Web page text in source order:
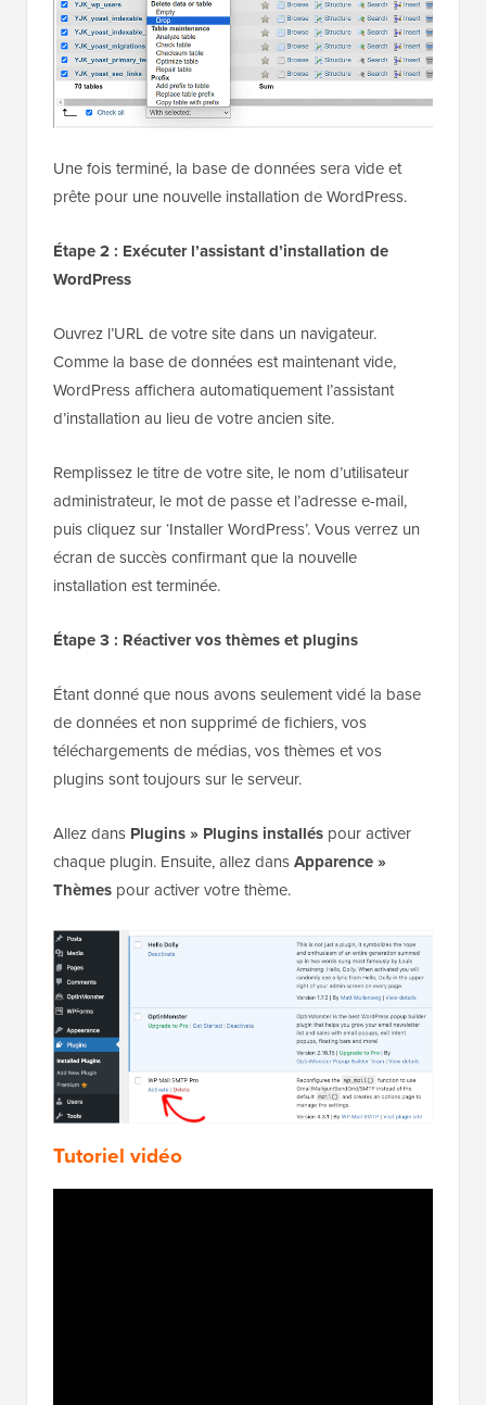
Une fois terminé, la base de données sera vide et
prête pour une nouvelle installation de WordPress.
Étape 2 : Exécuter l’assistant d’installation de
WordPress
Ouvrez l’URL de votre site dans un navigateur.
Comme la base de données est maintenant vide,
WordPress affichera automatiquement l’assistant
d’installation au lieu de votre ancien site.
Remplissez le titre de votre site, le nom d’utilisateur
administrateur, le mot de passe et l’adresse e-mail,
puis cliquez sur ‘Installer WordPress’. Vous verrez un
écran de succès confirmant que la nouvelle
installation est terminée.
Étape 3 : Réactiver vos thèmes et plugins
Étant donné que nous avons seulement vidé la base
de données et non supprimé de fichiers, vos
téléchargements de médias, vos thèmes et vos
plugins sont toujours sur le serveur.
Allez dans Plugins » Plugins installés pour activer
chaque plugin. Ensuite, allez dansApparence »
Thèmes pour activer votre thème.
Tutoriel vidéo